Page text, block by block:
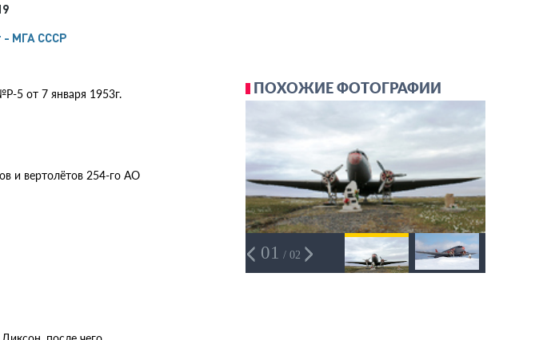
- МГА СССР
5 от 7 января 1953г.
и вертолётов 254-го АО
ПОХОЖИЕ ФОТОГРАФИИ
01 / 02